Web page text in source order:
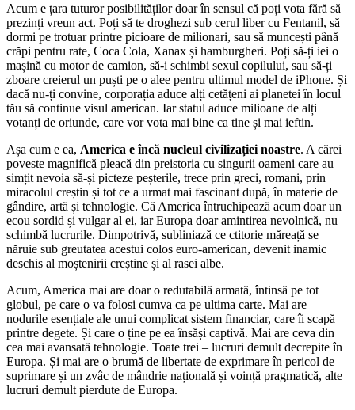
Acum e țara tuturor posibilităților doar în sensul că poți vota fără să
prezinți vreun act. Poți să te droghezi sub cerul liber cu Fentanil, să
dormi pe trotuar printre picioare de milionari, sau să muncești până
crăpi pentru rate, Coca Cola, Xanax și hamburgheri. Poți să-ți iei o
mașină cu motor de camion, să-i schimbi sexul copilului, sau să-ți
zboare creierul un puști pe o alee pentru ultimul model de iPhone. Și
dacă nu-ți convine, corporația aduce alți cetățeni ai planetei în locul
tău să continue visul american. Iar statul aduce milioane de alți
votanți de oriunde, care vor vota mai bine ca tine și mai ieftin.
Așa cum e ea, America e încă nucleul civilizației noastre. A cărei
poveste magnifică pleacă din preistoria cu singurii oameni care au
simțit nevoia să-și picteze peșterile, trece prin greci, romani, prin
miracolul creștin și tot ce a urmat mai fascinant după, în materie de
gândire, artă și tehnologie. Că America întruchipează acum doar un
ecou sordid și vulgar al ei, iar Europa doar amintirea nevolnică, nu
schimbă lucrurile. Dimpotrivă, subliniază ce ctitorie măreață se
năruie sub greutatea acestui colos euro-american, devenit inamic
deschis al moștenirii creștine și al rasei albe.
Acum, America mai are doar o redutabilă armată, întinsă pe tot
globul, pe care o va folosi cumva ca pe ultima carte. Mai are
nodurile esențiale ale unui complicat sistem financiar, care îi scapă
printre degete. Și care o ține pe ea însăși captivă. Mai are ceva din
cea mai avansată tehnologie. Toate trei – lucruri demult decrepite în
Europa. Și mai are o brumă de libertate de exprimare în pericol de
suprimare și un zvâc de mândrie națională și voință pragmatică, alte
lucruri demult pierdute de Europa.